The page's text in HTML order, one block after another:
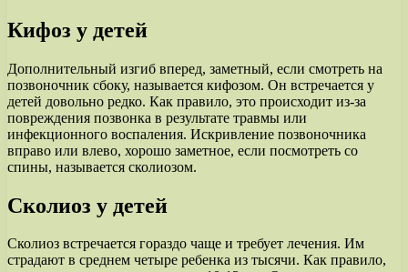
Кифоз у детей
Дополнительный изгиб вперед, заметный, если смотреть на
позвоночник сбоку, называется кифозом. Он встречается у
детей довольно редко. Как правило, это происходит из-за
повреждения позвонка в результате травмы или
инфекционного воспаления. Искривление позвоночника
вправо или влево, хорошо заметное, если посмотреть со
спины, называется сколиозом.
Сколиоз у детей
Сколиоз встречается гораздо чаще и требует лечения. Им
страдают в среднем четыре ребенка из тысячи. Как правило,